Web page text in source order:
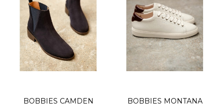
BOBBIES CAMDEN
BOBBIES MONTANA